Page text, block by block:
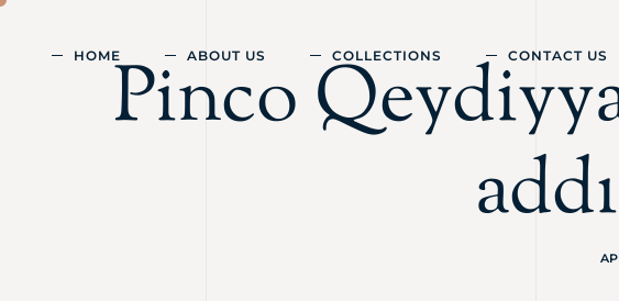
HOME ABOUT US COLLECTIONS CONTACT US
Pinco